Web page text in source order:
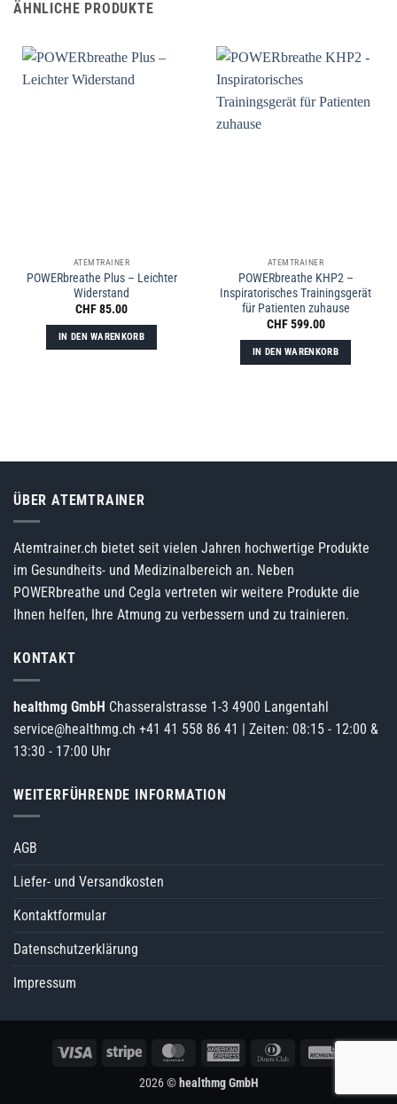
ÄHNLICHE PRODUKTE
ATEMTRAINER
POWERbreathe Plus – Leichter
Widerstand
CHF85.00
IN DEN WARENKORB
ATEMTRAINER
POWERbreathe KHP2 –
Inspiratorisches Trainingsgerät
für Patienten zuhause
CHF599.00
IN DEN WARENKORB
ÜBER ATEMTRAINER
Atemtrainer.ch bietet seit vielen Jahren hochwertige Produkte
im Gesundheits- und Medizinalbereich an. Neben
POWERbreathe und Cegla vertreten wir weitere Produkte die
Ihnen helfen, Ihre Atmung zu verbessern und zu trainieren.
KONTAKT
healthmg GmbH Chasseralstrasse 1-3 4900 Langentahl
service@healthmg.ch +41 41 558 86 41 | Zeiten: 08:15 - 12:00 &
13:30 - 17:00 Uhr
WEITERFÜHRENDE INFORMATION
AGB
Liefer- und Versandkosten
Kontaktformular
Datenschutzerklärung
Impressum
Visa Stripe MasterCard American
Dinners
2026 © healthmg GmbH